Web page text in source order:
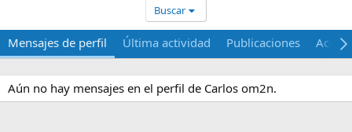
Buscar
Mensajes de perfil Última actividad Publicaciones Acerca
Aún no hay mensajes en el perfil de Carlos om2n.